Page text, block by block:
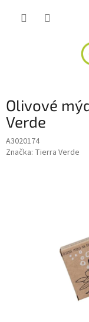
Olivové
Verde
A3020174
Značka: Tierra Verde